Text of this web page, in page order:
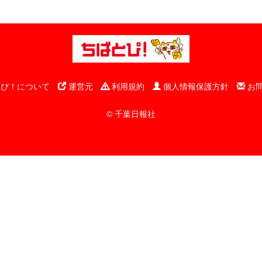
！について 運営元 利用規約 個人情報保護方針 お
© 千葉日報社